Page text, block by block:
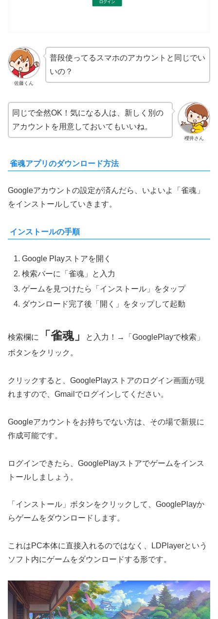
佐藤くん
普段使ってるスマホのアカウントと同じでい
いの？
櫻井さん
同じで全然OK！気になる人は、新しく別の
アカウントを用意しておいてもいいね。
雀魂アプリのダウンロード方法
Googleアカウントの設定が済んだら、いよいよ「雀魂」
をインストールしていきます。
インストールの手順
Google Playストアを開く
検索バーに「雀魂」と入力
ゲームを見つけたら「インストール」をタップ
ダウンロード完了後「開く」をタップして起動
検索欄に 「雀魂」
と入力！→「GooglePlayで検索」
ボタンをクリック。
クリックすると、GooglePlayストアのログイン画面が現
れますので、Gmailでログインしてください。
Googleアカウントをお持ちでない方は、その場で新規に
作成可能です。
ログインできたら、GooglePlayストアでゲームをインス
トールしましょう。
「インストール」ボタンをクリックして、GooglePlayか
らゲームをダウンロードします。
これはPC本体に直接入れるのではなく、LDPlayerという
ソフト内にゲームをダウンロードする形です。